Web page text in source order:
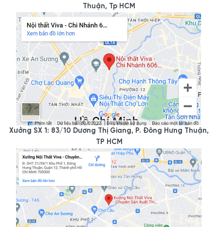
Thuận, Tp HCM
Xưởng SX 1: 83/10 Dương Thị Giang, P. Đông Hưng Thuận,
TP HCM